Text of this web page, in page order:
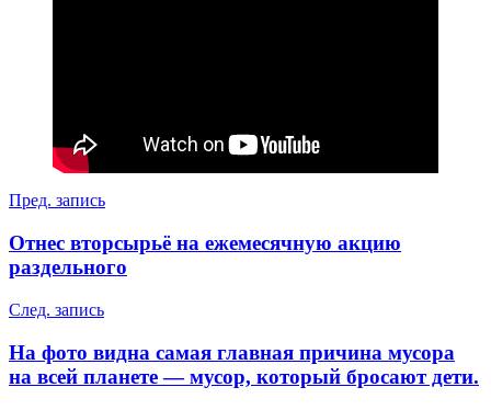
Навигация
по
записям
Пред. запись
Отнес вторсырьё на ежемесячную акцию
раздельного
След. запись
На фото видна самая главная причина мусора
на всей планете — мусор, который бросают дети.